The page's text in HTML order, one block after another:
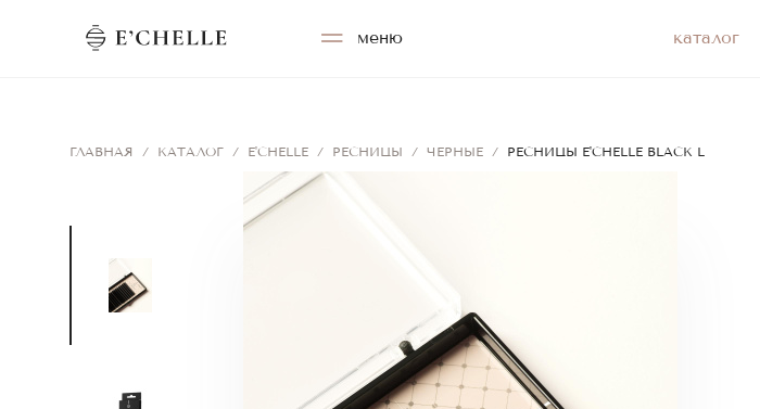
меню каталог
ГЛАВНАЯ / КАТАЛОГ / E'CHELLE / РЕСНИЦЫ / ЧЕРНЫЕ / РЕСНИЦЫ E'CHELLE BLACK L